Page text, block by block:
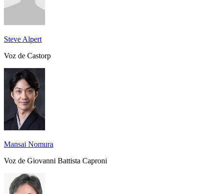
Steve Alpert
Voz de Castorp
Mansai Nomura
Voz de Giovanni Battista Caproni